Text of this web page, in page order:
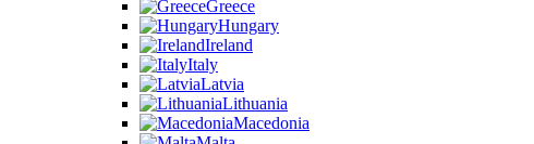
Greece
Hungary
Ireland
Italy
Latvia
Lithuania
Macedonia